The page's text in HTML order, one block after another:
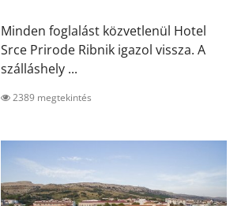
Minden foglalást közvetlenül Hotel
Srce Prirode Ribnik igazol vissza. A
szálláshely ...
2389 megtekintés